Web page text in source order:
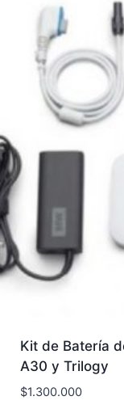
Kit de Batería
A30 y Trilogy
$1.300.000